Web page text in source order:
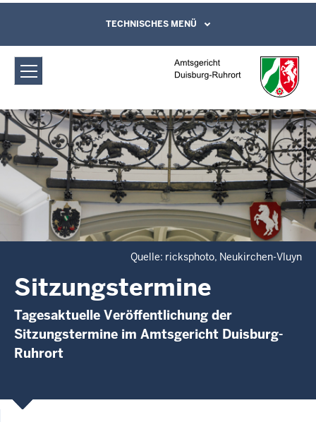
Amtsgericht Duisburg-Ruhrort:
Sitzungstermine
Direkt zum Inhalt
Leichte Sprache, Gebärdensprachenvideo
und Kontaktformular
TECHNISCHES MENÜ
Quelle: ricksphoto, Neukirchen-Vluyn
Sitzungstermine
Tagesaktuelle Veröffentlichung der
Sitzungstermine im Amtsgericht Duisburg-
Ruhrort